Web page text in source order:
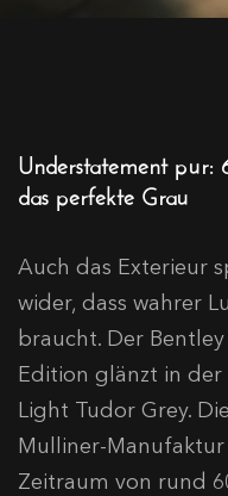
Understatement
das perfekte Grau
Auch das Exterieur
wider, dass wahrer
braucht. Der
Edition glänzt in der
Light Tudor Grey.
Mulliner-
Zeitraum von rund